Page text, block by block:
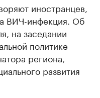
иностранцев,
ВИЧ-инфекция. Об
на заседании
политике
региона,
развития